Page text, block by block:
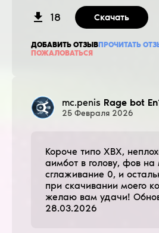
18 Скачать
ДОБАВИТЬ ОТЗЫВПРОЧИТАТЬ
ПОЖАЛОВАТЬСЯ
mc.penis Rage bot
25 Февраля 2026
Короче типо ХВХ,
аимбот в голову, фов на
сглаживание 0, и
при скачивании моего
желаю вам удачи!
28.03.2026